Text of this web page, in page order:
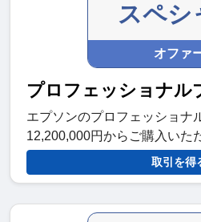
スペシ
オファ
プロフェッショナル
エプソンのプロフェッショナ
12,200,000円からご購入いた
取引を得